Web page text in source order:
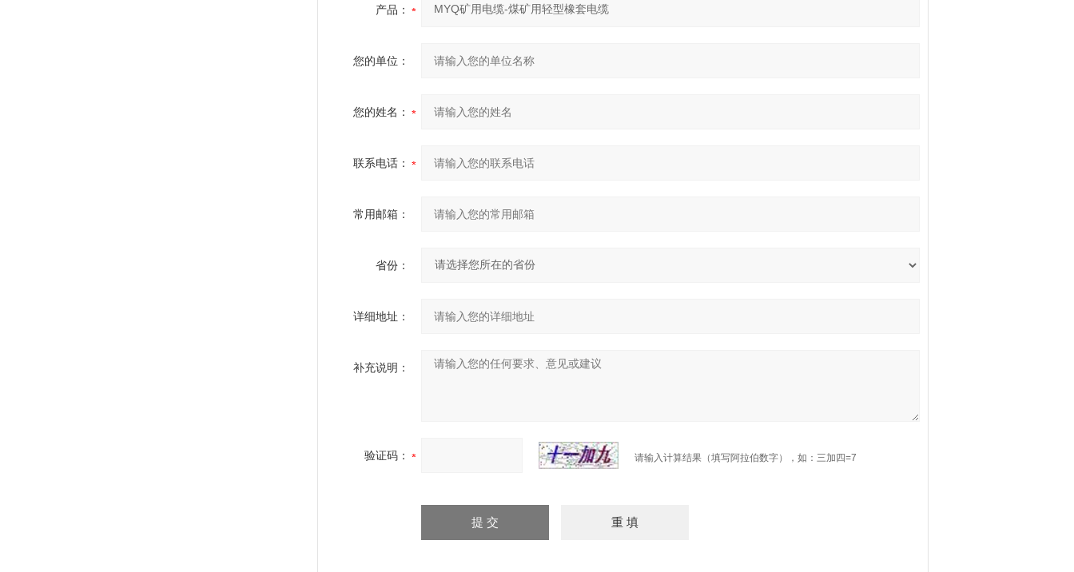
产品：
您的单位：
您的姓名：
联系电话：
常用邮箱：
省份：
详细地址：
补充说明：
验证码： 请输入计算结果（填写阿拉伯数字），如：三加四=7